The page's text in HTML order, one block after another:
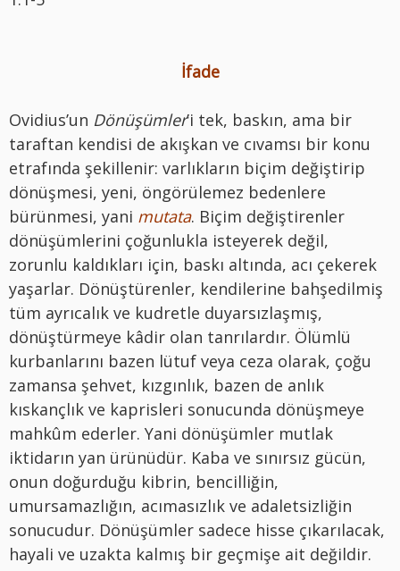
İfade
Ovidius’un Dönüşümler’i tek, baskın, ama bir
taraftan kendisi de akışkan ve cıvamsı bir konu
etrafında şekillenir: varlıkların biçim değiştirip
dönüşmesi, yeni, öngörülemez bedenlere
bürünmesi, yani mutata. Biçim değiştirenler
dönüşümlerini çoğunlukla isteyerek değil,
zorunlu kaldıkları için, baskı altında, acı çekerek
yaşarlar. Dönüştürenler, kendilerine bahşedilmiş
tüm ayrıcalık ve kudretle duyarsızlaşmış,
dönüştürmeye kâdir olan tanrılardır. Ölümlü
kurbanlarını bazen lütuf veya ceza olarak, çoğu
zamansa şehvet, kızgınlık, bazen de anlık
kıskançlık ve kaprisleri sonucunda dönüşmeye
mahkûm ederler. Yani dönüşümler mutlak
iktidarın yan ürünüdür. Kaba ve sınırsız gücün,
onun doğurduğu kibrin, bencilliğin,
umursamazlığın, acımasızlık ve adaletsizliğin
sonucudur. Dönüşümler sadece hisse çıkarılacak,
hayali ve uzakta kalmış bir geçmişe ait değildir.